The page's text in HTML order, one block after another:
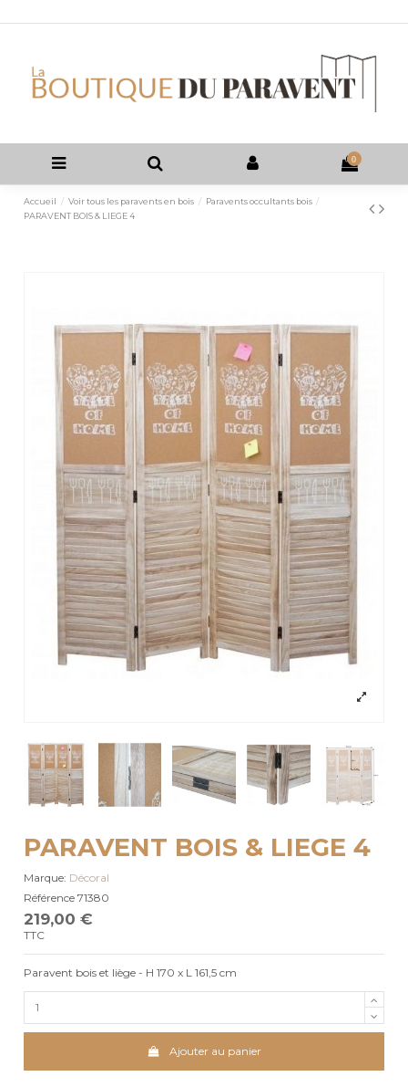
0
Accueil Voir tous les paravents en bois
Paravents occultants bois
PARAVENT BOIS & LIEGE 4
PARAVENT BOIS & LIEGE 4
Marque: Décoral
Référence 71380
219,00 €
TTC
Paravent bois et liège - H 170 x L 161,5 cm
Ajouter au panier